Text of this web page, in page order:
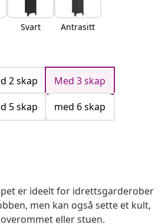
Svart Antrasitt
2 skap
Med 3 skap
5 skap med 6 skap
er ideelt for idrettsgarderober
men kan også sette et kult,
eller stuen.